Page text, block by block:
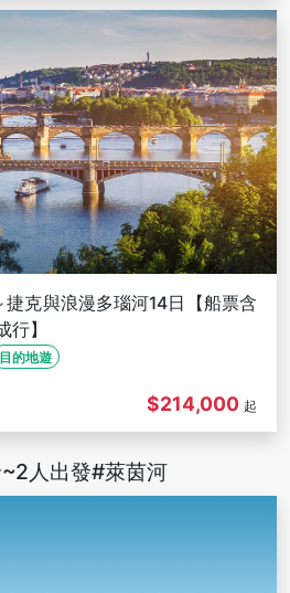
克與浪漫多瑙河14日【船票含
】
目的地遊
$214,000 起
人出發#萊茵河